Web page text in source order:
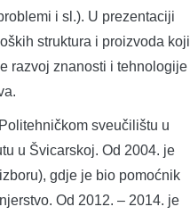
i sl.). U prezentaciji
struktura i proizvoda koji
razvoj znanosti i tehnologije
sveučilištu u
u Švicarskoj. Od 2004. je
gdje je bio pomoćnik
Od 2012. – 2014. je